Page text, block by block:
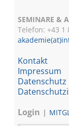
SEMINARE &
Telefon: +43 1
Kontakt
Impressum
Datenschutz
Login